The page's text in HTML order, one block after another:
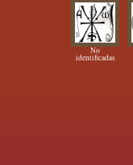
No
identificadas